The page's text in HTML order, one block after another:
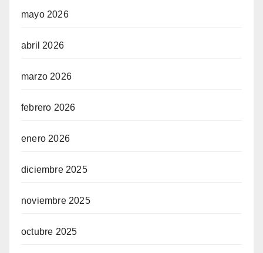
mayo 2026
abril 2026
marzo 2026
febrero 2026
enero 2026
diciembre 2025
noviembre 2025
octubre 2025